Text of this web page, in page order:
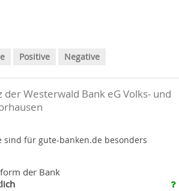
Positive Negative
Westerwald Bank eG Volks- und
sind für gute-banken.de besonders
der Bank